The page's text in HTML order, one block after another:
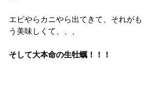
エビやらカニやら出てきて、それがも
う美味しくて、、、
そして大本命の生牡蠣！！！